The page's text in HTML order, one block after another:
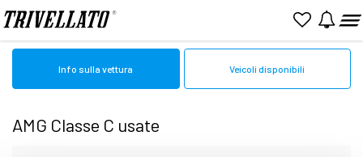
Home Amg Usato
Info sulla vettura Veicoli disponibili
AMG Classe C usate